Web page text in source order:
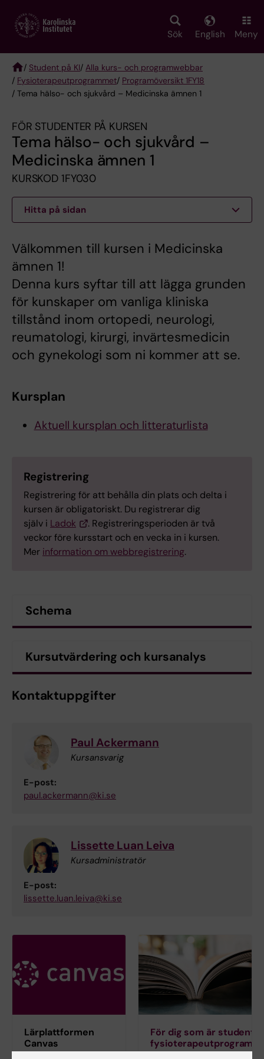
main
Sök English Meny
Breadcrumb
/ Student på KI/ Alla kurs- och programwebbar
/ Fysioterapeut­programmet/ Programöversikt 1FY18
/ Tema hälso- och sjukvård – Medicinska ämnen 1
FÖR STUDENTER PÅ KURSEN
Tema hälso- och sjukvård –
Medicinska ämnen 1
KURSKOD 1FY030
Hitta på sidan
Välkommen till kursen i Medicinska
ämnen 1!
Denna kurs syftar till att lägga grunden
för kunskaper om vanliga kliniska
tillstånd inom ortopedi, neurologi,
reumatologi, kirurgi, invärtesmedicin
och gynekologi som ni kommer att se.
Kursplan
Aktuell kursplan och litteraturlista
Registrering
Registrering för att behålla din plats och delta i
kursen är obligatoriskt. Du registrerar dig
själv i Ladok
. Registreringsperioden är två
veckor före kursstart och en vecka in i kursen.
Mer information om webbregistrering.
Schema
Kursutvärdering och kursanalys
Kontaktuppgifter
Paul Ackermann
Kursansvarig
E-post:
paul.ackermann@ki.se
Lissette Luan Leiva
Kursadministratör
E-post:
lissette.luan.leiva@ki.se
Lärplattformen
Canvas
För dig som är student